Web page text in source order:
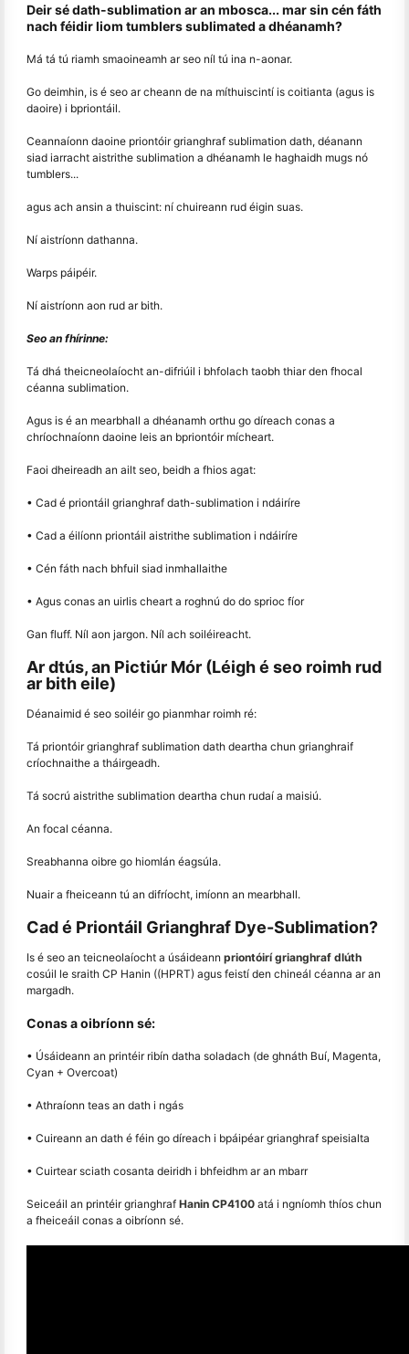
Deir sé dath-sublimation ar an mbosca... mar sin cén fáth
nach féidir liom tumblers sublimated a dhéanamh?
Má tá tú riamh smaoineamh ar seo níl tú ina n-aonar.
Go deimhin, is é seo ar cheann de na míthuiscintí is coitianta (agus is
daoire) i bpriontáil.
Ceannaíonn daoine priontóir grianghraf sublimation dath, déanann
siad iarracht aistrithe sublimation a dhéanamh le haghaidh mugs nó
tumblers...
agus ach ansin a thuiscint: ní chuireann rud éigin suas.
Ní aistríonn dathanna.
Warps páipéir.
Ní aistríonn aon rud ar bith.
Seo an fhírinne:
Tá dhá theicneolaíocht an-difriúil i bhfolach taobh thiar den fhocal
céanna sublimation.
Agus is é an mearbhall a dhéanamh orthu go díreach conas a
chríochnaíonn daoine leis an bpriontóir mícheart.
Faoi dheireadh an ailt seo, beidh a fhios agat:
• Cad é priontáil grianghraf dath-sublimation i ndáiríre
• Cad a éilíonn priontáil aistrithe sublimation i ndáiríre
• Cén fáth nach bhfuil siad inmhallaithe
• Agus conas an uirlis cheart a roghnú do do sprioc fíor
Gan fluff. Níl aon jargon. Níl ach soiléireacht.
Ar dtús, an Pictiúr Mór (Léigh é seo roimh rud
ar bith eile)
Déanaimid é seo soiléir go pianmhar roimh ré:
Tá priontóir grianghraf sublimation dath deartha chun grianghraif
críochnaithe a tháirgeadh.
Tá socrú aistrithe sublimation deartha chun rudaí a maisiú.
An focal céanna.
Sreabhanna oibre go hiomlán éagsúla.
Nuair a fheiceann tú an difríocht, imíonn an mearbhall.
Cad é Priontáil Grianghraf Dye-Sublimation?
Is é seo an teicneolaíocht a úsáideann priontóirí grianghraf dlúth
cosúil le sraith CP Hanin ((HPRT) agus feistí den chineál céanna ar an
margadh.
Conas a oibríonn sé:
• Úsáideann an printéir ribín datha soladach (de ghnáth Buí, Magenta,
Cyan + Overcoat)
• Athraíonn teas an dath i ngás
• Cuireann an dath é féin go díreach i bpáipéar grianghraf speisialta
• Cuirtear sciath cosanta deiridh i bhfeidhm ar an mbarr
Seiceáil an printéir grianghraf Hanin CP4100 atá i ngníomh thíos chun
a fheiceáil conas a oibríonn sé.